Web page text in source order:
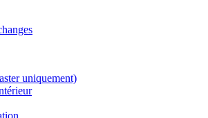
uniquement)